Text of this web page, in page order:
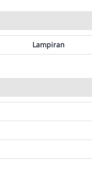
Lampiran